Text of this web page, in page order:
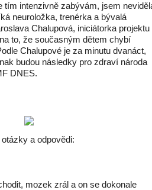
tím intenzivně zabývám, jsem
neuroložka, trenérka a bývalá
Chalupová, iniciátorka projektu
to, že současným dětem chybí
Chalupové je za minutu dvanáct,
budou následky pro zdraví národa
DNES.
a odpovědi:
mozek zrál a on se dokonale